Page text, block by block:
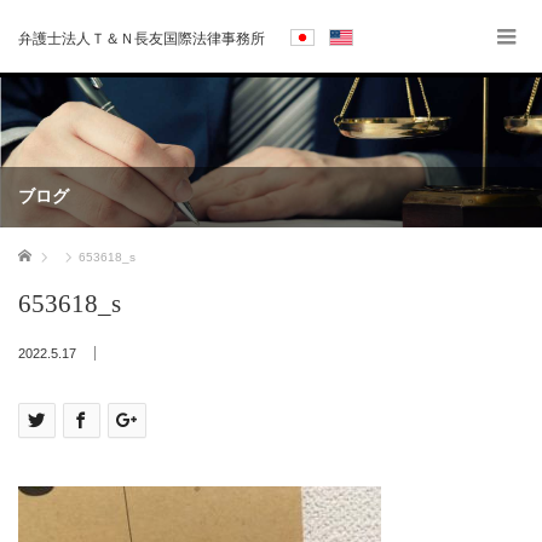
弁護士法人Ｔ＆Ｎ長友国際法律事務所
ブログ
ホーム 653618_s
653618_s
2022.5.17